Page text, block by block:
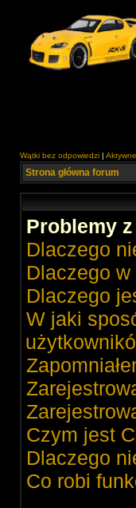
Wątki bez odpowiedzi |
Strona główna forum
Problemy
Dlaczego
Dlaczego
Dlaczego
W jaki
Czym jest
Dlaczego
Co robi